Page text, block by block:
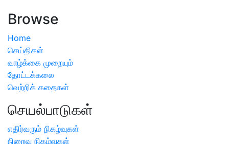
Browse
Home
செய்திகள்
வாழ்க்கை முறையும்
தோட்டக்கலை
வெற்றிக் கதைகள்
செயல்பாடுகள்
எதிர்வரும் நிகழ்வுகள்
நிறைவு நிகழ்வுகள்